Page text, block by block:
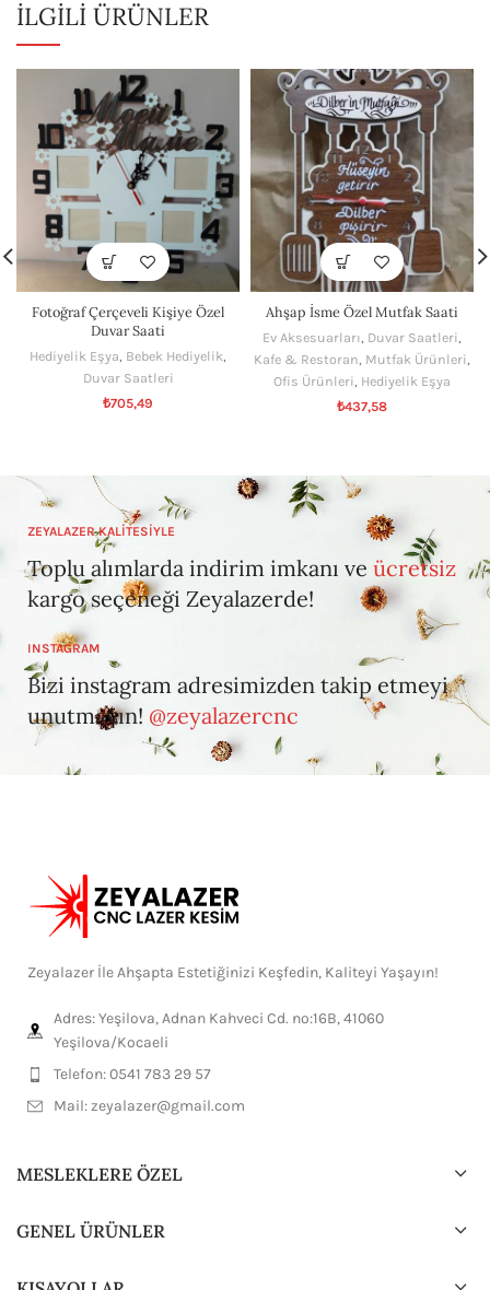
İLGILI ÜRÜNLER
Fotoğraf Çerçeveli Kişiye Özel
Duvar Saati
Hediyelik Eşya, Bebek Hediyelik,
Duvar Saatleri
₺705,49
Ahşap İsme Özel Mutfak Saati
Ev Aksesuarları, Duvar Saatleri,
Kafe & Restoran, Mutfak Ürünleri,
Ofis Ürünleri, Hediyelik Eşya
₺437,58
ZEYALAZER KALİTESİYLE
Toplu alımlarda indirim imkanı veücretsiz
kargo seçeneği Zeyalazerde!
INSTAGRAM
Bizi instagram adresimizden takip etmeyi
unutmayın! @zeyalazercnc
Zeyalazer İle Ahşapta Estetiğinizi Keşfedin, Kaliteyi Yaşayın!
Adres: Yeşilova, Adnan Kahveci Cd. no:16B, 41060
Yeşilova/Kocaeli
Telefon: 0541 783 29 57
Mail:zeyalazer@gmail.com
MESLEKLERE ÖZEL
GENEL ÜRÜNLER